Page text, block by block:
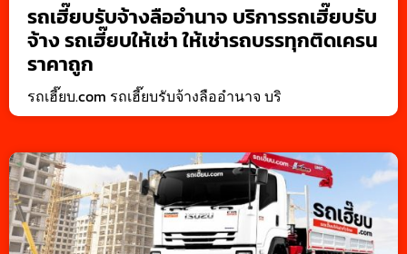
รถเฮี๊ยบรับจ้างลืออำนาจ บริการรถเฮี๊ยบรับ
จ้าง รถเฮี๊ยบให้เช่า ให้เช่ารถบรรทุกติดเครน
ราคาถูก
รถเฮี๊ยบ.com รถเฮี๊ยบรับจ้างลืออำนาจ บริ